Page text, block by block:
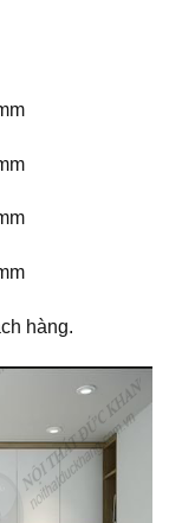
hàng.